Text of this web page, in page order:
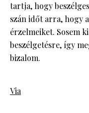
tartja, hogy
szán időt arra, hogy
érzelmeiket. Sosem
beszélgetésre, így
bizalom.
Via